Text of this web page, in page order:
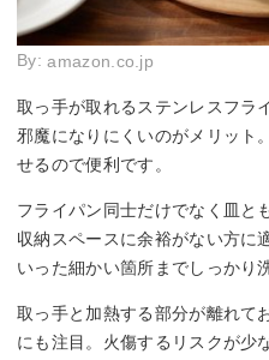
By:amazon.co.jp
取っ手が取れるステンレスフラ
邪魔になりにくいのがメリット
せるので便利です。
フライパン同士だけでなく皿と
収納スペースに余裕がない方に
いった細かい箇所までしっかり
取っ手と加熱する部分が離れて
にも注目。火傷するリスクが少